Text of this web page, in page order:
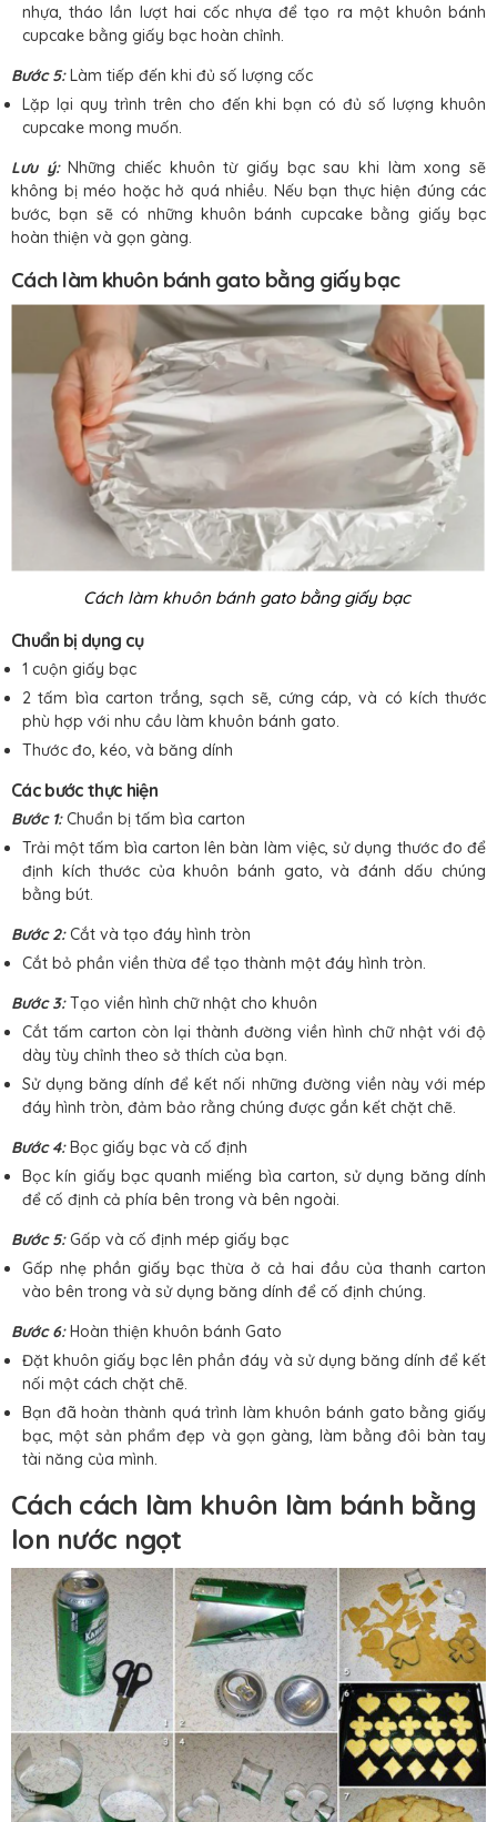
nhựa, tháo lần lượt hai cốc nhựa để tạo ra một khuôn bánh
cupcake bằng giấy bạc hoàn chỉnh.
Bước 5:Làm tiếp đến khi đủ số lượng cốc
Lặp lại quy trình trên cho đến khi bạn có đủ số lượng khuôn
cupcake mong muốn.
Lưu ý:Những chiếc khuôn từ giấy bạc sau khi làm xong sẽ
không bị méo hoặc hở quá nhiều. Nếu bạn thực hiện đúng các
bước, bạn sẽ có những khuôn bánh cupcake bằng giấy bạc
hoàn thiện và gọn gàng.
Cách làm khuôn bánh gato bằng giấy bạc
Cách làm khuôn bánh gato bằng giấy bạc
Chuẩn bị dụng cụ
1 cuộn giấy bạc
2 tấm bìa carton trắng, sạch sẽ, cứng cáp, và có kích thước
phù hợp với nhu cầu làm khuôn bánh gato.
Thước đo, kéo, và băng dính
Các bước thực hiện
Bước 1:Chuẩn bị tấm bìa carton
Trải một tấm bìa carton lên bàn làm việc, sử dụng thước đo để
định kích thước của khuôn bánh gato, và đánh dấu chúng
bằng bút.
Bước 2:Cắt và tạo đáy hình tròn
Cắt bỏ phần viền thừa để tạo thành một đáy hình tròn.
Bước 3:Tạo viền hình chữ nhật cho khuôn
Cắt tấm carton còn lại thành đường viền hình chữ nhật với độ
dày tùy chỉnh theo sở thích của bạn.
Sử dụng băng dính để kết nối những đường viền này với mép
đáy hình tròn, đảm bảo rằng chúng được gắn kết chặt chẽ.
Bước 4:Bọc giấy bạc và cố định
Bọc kín giấy bạc quanh miếng bìa carton, sử dụng băng dính
để cố định cả phía bên trong và bên ngoài.
Bước 5:Gấp và cố định mép giấy bạc
Gấp nhẹ phần giấy bạc thừa ở cả hai đầu của thanh carton
vào bên trong và sử dụng băng dính để cố định chúng.
Bước 6:Hoàn thiện khuôn bánh Gato
Đặt khuôn giấy bạc lên phần đáy và sử dụng băng dính để kết
nối một cách chặt chẽ.
Bạn đã hoàn thành quá trình làm khuôn bánh gato bằng giấy
bạc, một sản phẩm đẹp và gọn gàng, làm bằng đôi bàn tay
tài năng của mình.
Cách cách làm khuôn làm bánh bằng
lon nước ngọt